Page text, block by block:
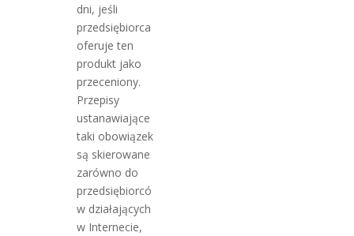
dni, jeśli
przedsiębiorca
oferuje ten
produkt jako
przeceniony.
Przepisy
ustanawiające
taki obowiązek
są skierowane
zarówno do
przedsiębiorcó
w działających
w Internecie,